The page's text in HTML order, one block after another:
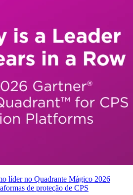
líder no Quadrante Mágico 2026
de proteção de CPS